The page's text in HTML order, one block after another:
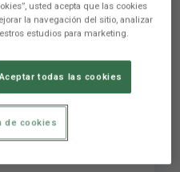
de LaLiga
de Valencia.
de ...
usted acepta que las cookies
la navegación del sitio, analizar
estudios para marketing.
todas las cookies
de cookies